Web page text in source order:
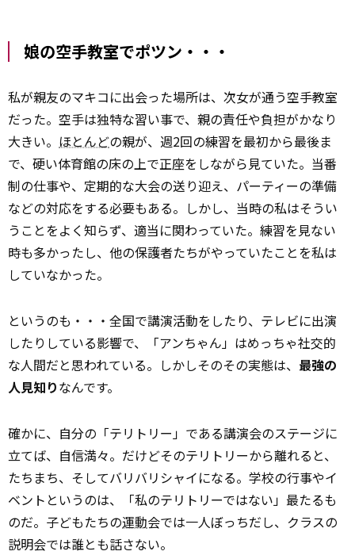
娘の空手教室でポツン・・・
私が親友のマキコに出会った場所は、次女が通う空手教室
だった。空手は独特な習い事で、親の責任や負担がかなり
大きい。 ほとんどの親が、週2回の練習を最初から最後ま
で、硬い体育館の床の上で正座をしながら見ていた。当番
制の仕事や、定期的な大会の送り迎え、パーティーの準備
などの対応をする必要もある。しかし、当時の私はそうい
うことをよく知らず、適当に関わっていた。練習を見ない
時も多かったし、他の保護者たちがやっていたことを私は
していなかった。
というのも・・・全国で講演活動をしたり、テレビに出演
したりしている影響で、「アンちゃん」はめっちゃ社交的
な人間だと思われている。しかしそのその実態は、 最強の
人見知りなんです。
確かに、自分の「テリトリー」である講演会のステージに
立てば、自信満々。だけどそのテリトリーから離れると、
たちまち、そしてバリバリシャイになる。学校の行事やイ
ベントというのは、「私のテリトリーではない」最たるも
のだ。子どもたちの運動会では一人ぼっちだし、クラスの
説明会では誰とも話さない。